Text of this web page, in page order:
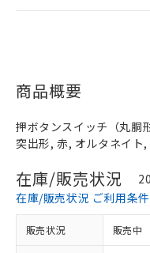
商品概要
押ボタンスイッチ（丸胴
突出形, 赤, オルタネイト
在庫/販売状況
在庫/販売状況 ご利用条件
販売状況 販売中